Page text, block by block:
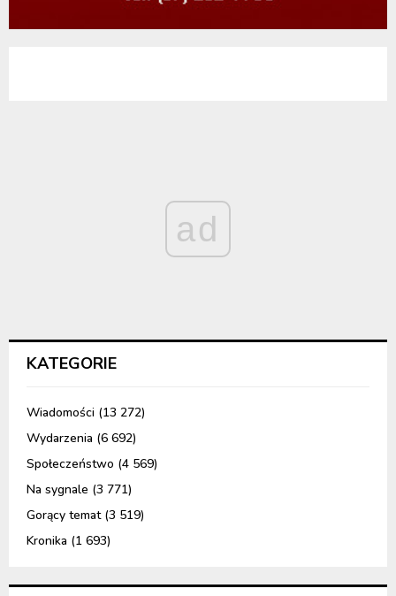
ad
KATEGORIE
Wiadomości (13 272)
Wydarzenia (6 692)
Społeczeństwo (4 569)
Na sygnale (3 771)
Gorący temat(3 519)
Kronika (1 693)